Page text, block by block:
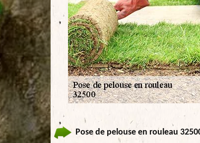
Pose de pelouse en rouleau